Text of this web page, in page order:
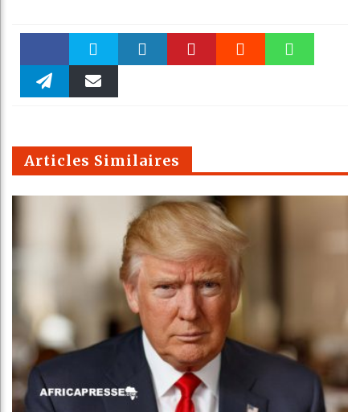
Faceboo Twitter
m
Articles Similaires